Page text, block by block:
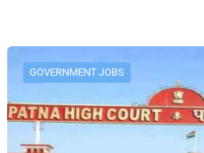
GOVERNMENT JOBS